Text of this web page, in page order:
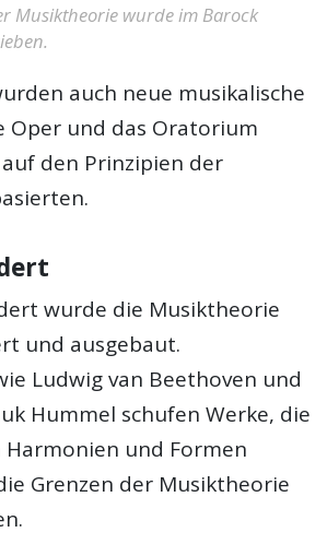
Musiktheorie wurde im Barock
auch neue musikalische
Oper und das Oratorium
den Prinzipien der
wurde die Musiktheorie
und ausgebaut.
Ludwig van Beethoven und
Hummel schufen Werke, die
und Formen
Grenzen der Musiktheorie